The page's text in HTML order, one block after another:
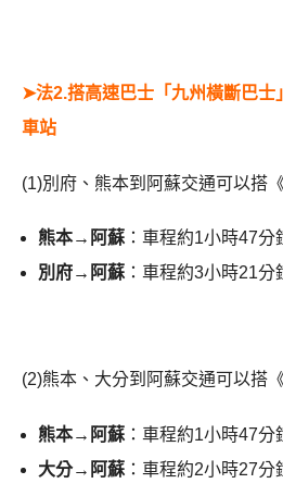
➤法2.搭高速巴士「九州橫斷巴士
車站
(1)別府、熊本到阿蘇交通可以搭《
熊本→阿蘇 ：車程約1小時47
別府→阿蘇 ：車程約3小時21
(2)熊本、大分到阿蘇交通可以搭《
熊本→阿蘇 ：車程約1小時47
大分→阿蘇 ：車程約2小時27